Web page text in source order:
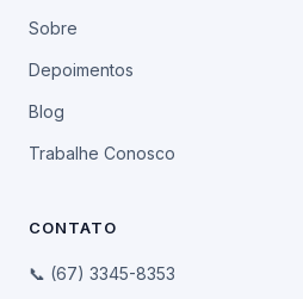
Sobre
Depoimentos
Blog
Trabalhe Conosco
CONTATO
📞 (67) 3345-8353